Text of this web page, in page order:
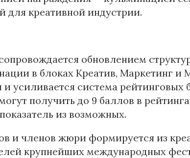
для креативной индустрии.
обновлением
в блоках Креатив, Маркетинг и
усиливается система рейтинговых
получить до 9 баллов в
из возможных.
и членов жюри формируется из
крупнейших международных